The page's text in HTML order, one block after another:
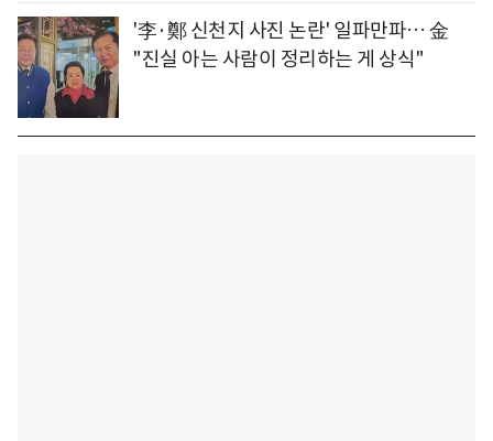
'李·鄭 신천지 사진 논란' 일파만파… 金
"진실 아는 사람이 정리하는 게 상식"